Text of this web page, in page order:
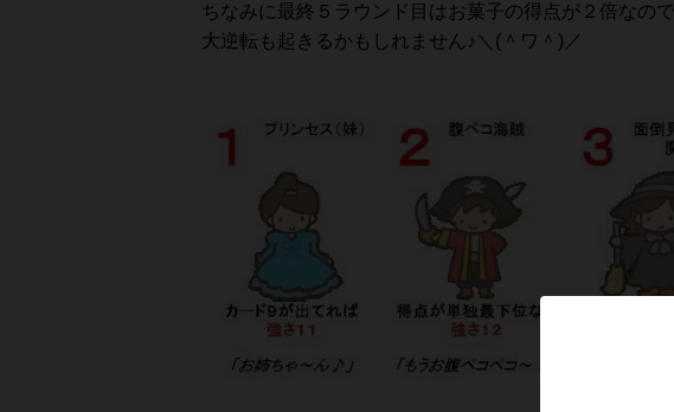
ちなみに最終５ラウンド目はお菓子の得点が２倍なので
大逆転も起きるかもしれません♪＼(＾ワ＾)／